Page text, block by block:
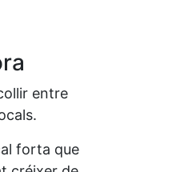
entre
forta que